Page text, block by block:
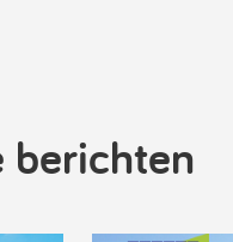
berichten